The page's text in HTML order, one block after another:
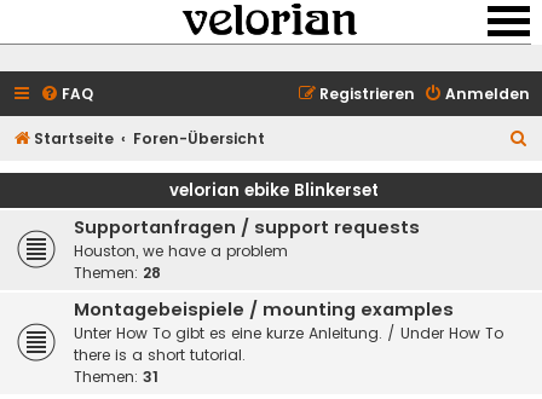
FAQ Anmelden
Registrieren
Startseite Foren-Übersicht
u
velorian ebike Blinkerset
Supportanfragen / support requests
Houston, we have a problem
Themen: 28
Montagebeispiele / mounting examples
Unter How To gibt es eine kurze Anleitung. / Under How To
there is a short tutorial.
Themen: 31